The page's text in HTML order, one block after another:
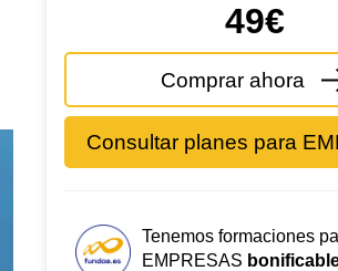
49€
Comprar ahora
Consultar planes para
Tenemos formaciones
EMPRESAS